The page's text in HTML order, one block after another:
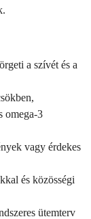
a szívét és a
omega-3
vagy érdekes
és közösségi
ütemterv